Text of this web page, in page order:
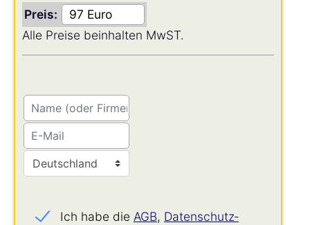
Preis:
Alle Preise beinhalten MwST.
Ich habe die AGB, Datenschutz­